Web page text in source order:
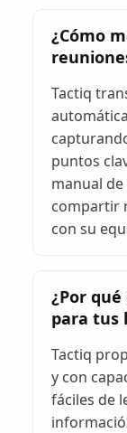
¿Cómo
Tactiq
puntos
manual
compartir
con su
¿Por
para tus
Tactiq
y con
fáciles de